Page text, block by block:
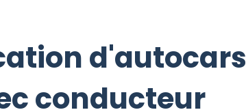
d'autocars
conducteur